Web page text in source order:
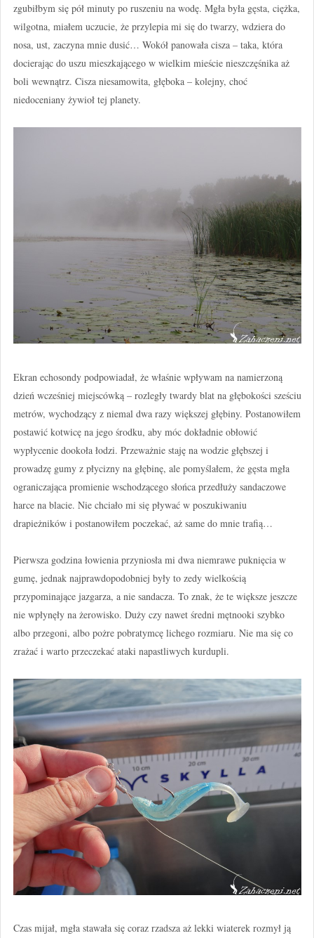
zgubiłbym się pół minuty po ruszeniu na wodę. Mgła była gęsta, ciężka,
wilgotna, miałem uczucie, że przylepia mi się do twarzy, wdziera do
nosa, ust, zaczyna mnie dusić… Wokół panowała cisza – taka, która
docierając do uszu mieszkającego w wielkim mieście nieszczęśnika aż
boli wewnątrz. Cisza niesamowita, głęboka – kolejny, choć
niedoceniany żywioł tej planety.
Ekran echosondy podpowiadał, że właśnie wpływam na namierzoną
dzień wcześniej miejscówką – rozległy twardy blat na głębokości sześciu
metrów, wychodzący z niemal dwa razy większej głębiny. Postanowiłem
postawić kotwicę na jego środku, aby móc dokładnie obłowić
wypłycenie dookoła łodzi. Przeważnie staję na wodzie głębszej i
prowadzę gumy z płycizny na głębinę, ale pomyślałem, że gęsta mgła
ograniczająca promienie wschodzącego słońca przedłuży sandaczowe
harce na blacie. Nie chciało mi się pływać w poszukiwaniu
drapieżników i postanowiłem poczekać, aż same do mnie trafią…
Pierwsza godzina łowienia przyniosła mi dwa niemrawe puknięcia w
gumę, jednak najprawdopodobniej były to zedy wielkością
przypominające jazgarza, a nie sandacza. To znak, że te większe jeszcze
nie wpłynęły na żerowisko. Duży czy nawet średni mętnooki szybko
albo przegoni, albo pożre pobratymcę lichego rozmiaru. Nie ma się co
zrażać i warto przeczekać ataki napastliwych kurdupli.
Czas mijał, mgła stawała się coraz rzadsza aż lekki wiaterek rozmył ją